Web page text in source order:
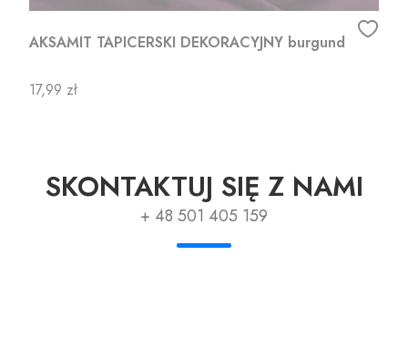
AKSAMIT TAPICERSKI DEKORACYJNY burgund
Cena
17,99 zł
SKONTAKTUJ SIĘ Z NAMI
+ 48 501 405 159